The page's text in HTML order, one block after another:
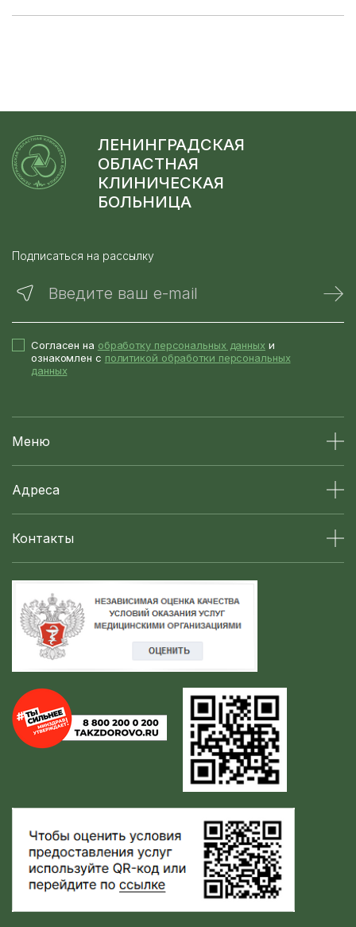
ЛЕНИНГРАДСКАЯ
ОБЛАСТНАЯ
КЛИНИЧЕСКАЯ
БОЛЬНИЦА
Подписаться на рассылку
Введите ваш e-mail
Согласен на обработку персональных данных и
ознакомлен с политикой обработки персональных
данных
Меню
Адреса
Контакты